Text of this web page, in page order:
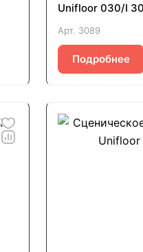
Unifloor 030/I
Арт. 3089
Подробнее